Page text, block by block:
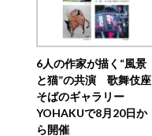
6人の作家が描く“風景
と猫”の共演 歌舞伎座
そばのギャラリー
YOHAKUで8月20日か
ら開催